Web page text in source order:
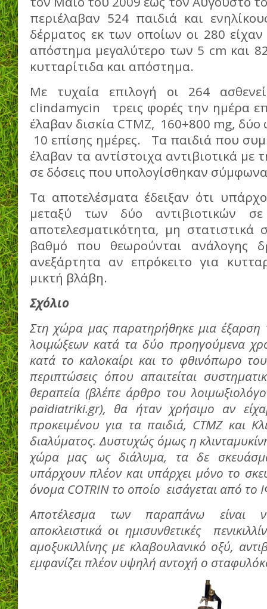
περιέλαβαν 524 παιδιά και
δέρματος εκ των οποίων οι 280 είχαν
απόστημα μεγαλύτερο των 5 cm και
κυτταρίτιδα και απόστημα.
Με τυχαία επιλογή οι 264
clindamycin τρεις φορές την ημέρα
έλαβαν δισκία CTMZ, 160+800 mg,
10 επίσης ημέρες. Τα παιδιά που
έλαβαν τα αντίστοιχα αντιβιοτικά με
σε δόσεις που υπολογίσθηκαν
Τα αποτελέσματα έδειξαν ότι
μεταξύ των δύο αντιβιοτικών
αποτελεσματικότητα, μη στατιστικά
βαθμό που θεωρούνται ανάλογης
ανεξάρτητα αν επρόκειτο για
μικτή βλάβη.
Σχόλιο
Στη χώρα μας παρατηρήθηκε μια έξαρση
λοιμώξεων κατά τα δύο προηγούμενα
κατά το καλοκαίρι και το φθινόπωρο
περιπτώσεις όπου απαιτείται
θεραπεία (βλέπε άρθρο του
paidiatriki.gr), θα ήταν χρήσιμο αν
προκειμένου για τα παιδιά, CTMZκαι
διαλύματος. Δυστυχώς όμως η
χώρα μας ως διάλυμα, τα δε
υπάρχουν πλέον και υπάρχει μόνο το
όνομα COTRIN το οποίο εισάγεται από το
Αποτέλεσμα των παραπάνω είναι
αποκλειστικά οι ημισυνθετικές
αμοξυκιλλίνης με κλαβουλανικό οξύ,
εμφανίζει πλέον υψηλή αντοχή ο